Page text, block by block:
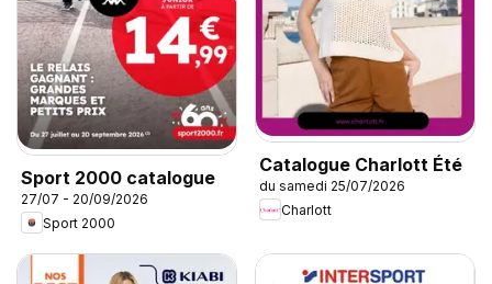
Sport 2000 catalogue
27/07 - 20/09/2026
Sport 2000
Catalogue Charlott Été
du samedi 25/07/2026
Charlott